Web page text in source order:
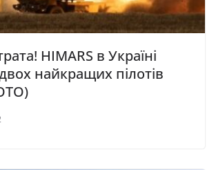
HIMARS в Україні
найкращих пілотів